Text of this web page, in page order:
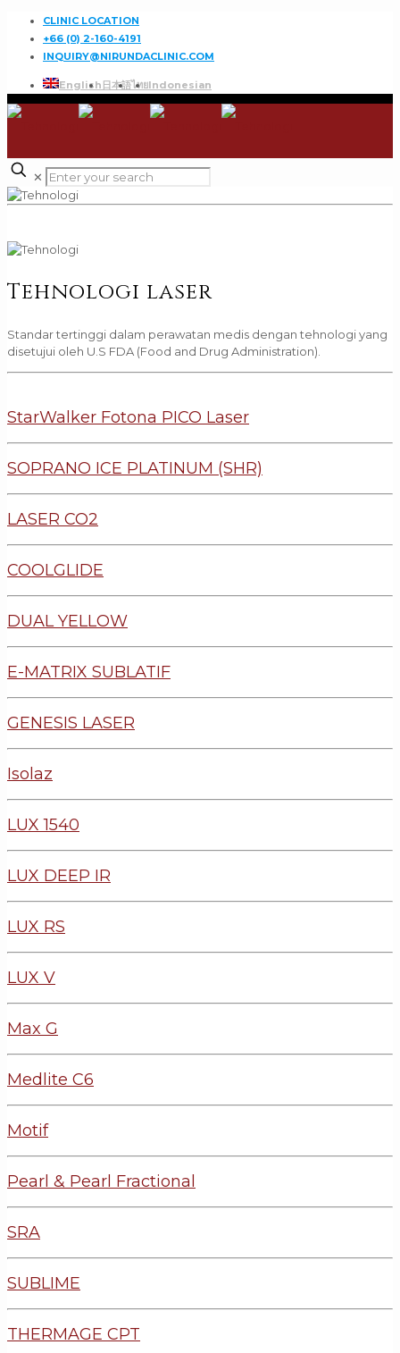
CLINIC LOCATION
+66 (0) 2-160-4191
INQUIRY@NIRUNDACLINIC.COM
English 日本語ไทยIndonesian
✕
Tehnologi laser
Standar tertinggi dalam perawatan medis dengan tehnologi yang
disetujui oleh U.S FDA (Food and Drug Administration).
StarWalker Fotona PICO Laser
SOPRANO ICE PLATINUM (SHR)
LASER CO2
COOLGLIDE
DUAL YELLOW
E-MATRIX SUBLATIF
GENESIS LASER
Isolaz
LUX 1540
LUX DEEP IR
LUX RS
LUX V
Max G
Medlite C6
Motif
Pearl & Pearl Fractional
SRA
SUBLIME
THERMAGE CPT